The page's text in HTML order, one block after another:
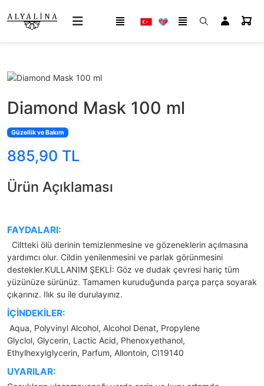
Diamond Mask 100 ml
Güzellik ve Bakım
885,90 TL
Ürün Açıklaması
FAYDALARI:
Ciltteki ölü derinin temizlenmesine ve gözeneklerin açılmasına
yardımcı olur. Cildin yenilenmesini ve parlak görünmesini
destekler.KULLANIM ŞEKLİ: Göz ve dudak çevresi hariç tüm
yüzünüze sürünüz. Tamamen kuruduğunda parça parça soyarak
çıkarınız. Ilık su ile durulayınız.
İÇİNDEKİLER:
Aqua, Polyvinyl Alcohol, Alcohol Denat, Propylene
Glyclol, Glycerin, Lactic Acid, Phenoxyethanol,
Ethylhexylglycerin, Parfum, Allontoin, CI19140
UYARILAR: